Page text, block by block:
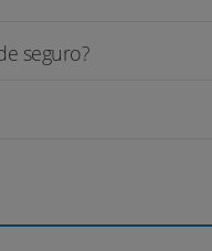
seguro?